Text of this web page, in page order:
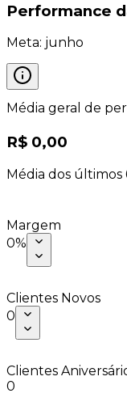
Performance
Meta: junho
Média geral de
R$ 0,00
Média dos últimos
Margem
0%
Clientes Novos
0
Clientes
0